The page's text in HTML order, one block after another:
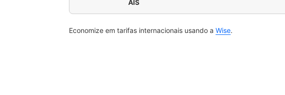
AIS
Economize em tarifas internacionais usando a Wise.